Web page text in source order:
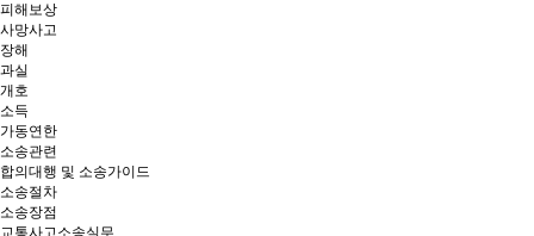
피해보상
사망사고
장해
과실
개호
소득
가동연한
소송관련
합의대행 및 소송가이드
소송절차
소송장점